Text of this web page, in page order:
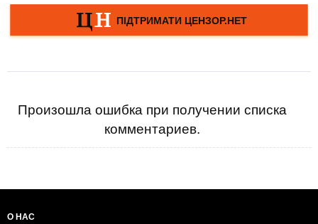
Произошла ошибка при получении списка
комментариев.
О НАС